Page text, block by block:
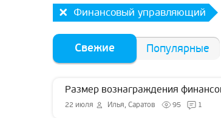
Финансовый управляющий
Свежие Популярные
Размер вознаграждения
22 июля Илья, Саратов 95 1